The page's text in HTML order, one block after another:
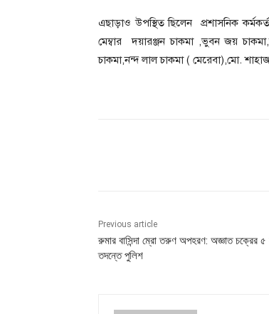
এছাড়াও উপস্থিত ছিলেন প্রশাসনিক
মেম্বার দয়ারঞ্জন চাকমা ,ভুবন জয়
চাকমা,নন্দ লাল চাকমা ( মেরেবা),মো.
Previous article
রুমার বাসিন্দা ম্রো তরুণ অপহরণ: অজ্ঞাত চক্রের ৫
তদন্তে পুলিশ